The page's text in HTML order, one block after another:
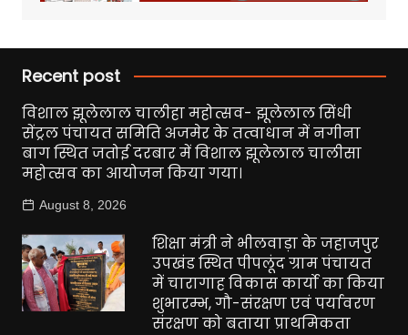
Recent post
विशाल झूलेलाल चालीहा महोत्सव- झूलेलाल सिंधी
सेंट्रल पंचायत समिति अजमेर के तत्वाधान में नगीना
बाग स्थित जतोई दरबार में विशाल झूलेलाल चालीसा
महोत्सव का आयोजन किया गया।
August 8, 2026
शिक्षा मंत्री ने भीलवाड़ा के जहाजपुर
उपखंड स्थित पीपलूंद ग्राम पंचायत
में चारागाह विकास कार्यो का किया
शुभारम्भ, गौ-संरक्षण एवं पर्यावरण
संरक्षण को बताया प्राथमिकता